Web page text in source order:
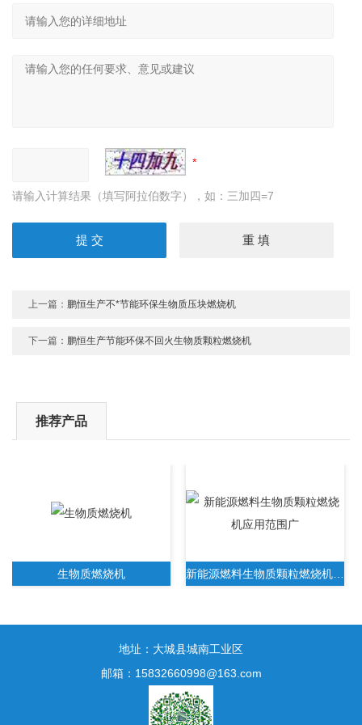
请输入计算结果（填写阿拉伯数字），如：三加四=7
上一篇： 鹏恒生产不*节能环保生物质压块燃烧机
下一篇： 鹏恒生产节能环保不回火生物质颗粒燃烧机
推荐产品
生物质燃烧机 新能源燃料生物质颗粒燃烧机应用范围广
新一代生物质木屑颗粒燃烧机无需人工操作
地址：大城县城南工业区
邮箱：15832660998@163.com